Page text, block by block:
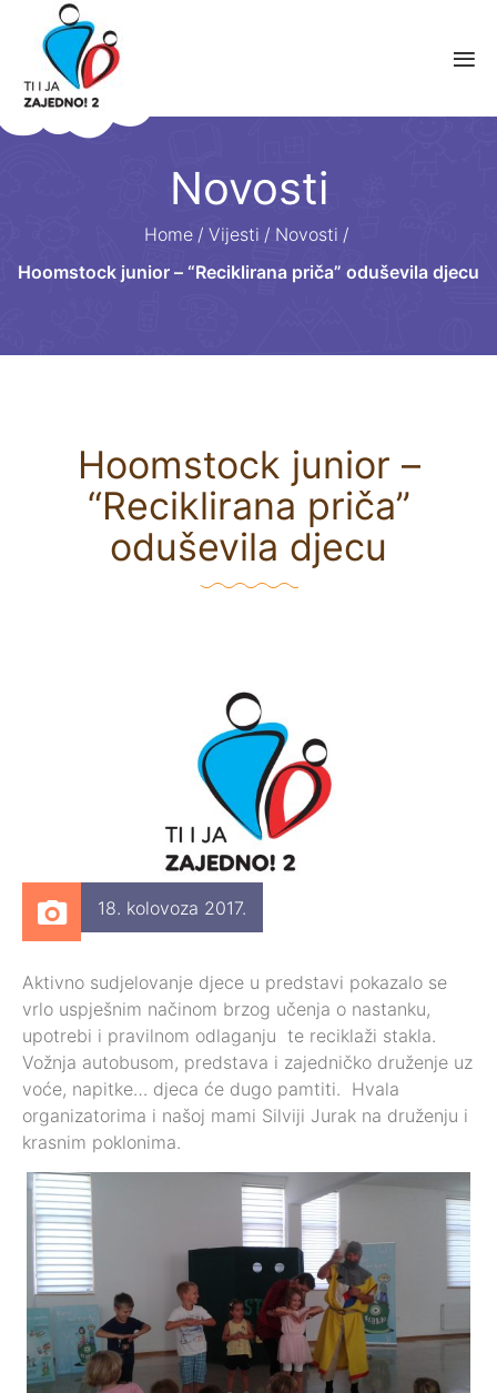
Novosti
Home / Vijesti / Novosti /
Hoomstock junior – “Reciklirana priča” oduševila djecu
Hoomstock junior –
“Reciklirana priča”
oduševila djecu
18. kolovoza 2017.
Aktivno sudjelovanje djece u predstavi pokazalo se
vrlo uspješnim načinom brzog učenja o nastanku,
upotrebi i pravilnom odlaganju te reciklaži stakla.
Vožnja autobusom, predstava i zajedničko druženje uz
voće, napitke… djeca će dugo pamtiti. Hvala
organizatorima i našoj mami Silviji Jurak na druženju i
krasnim poklonima.